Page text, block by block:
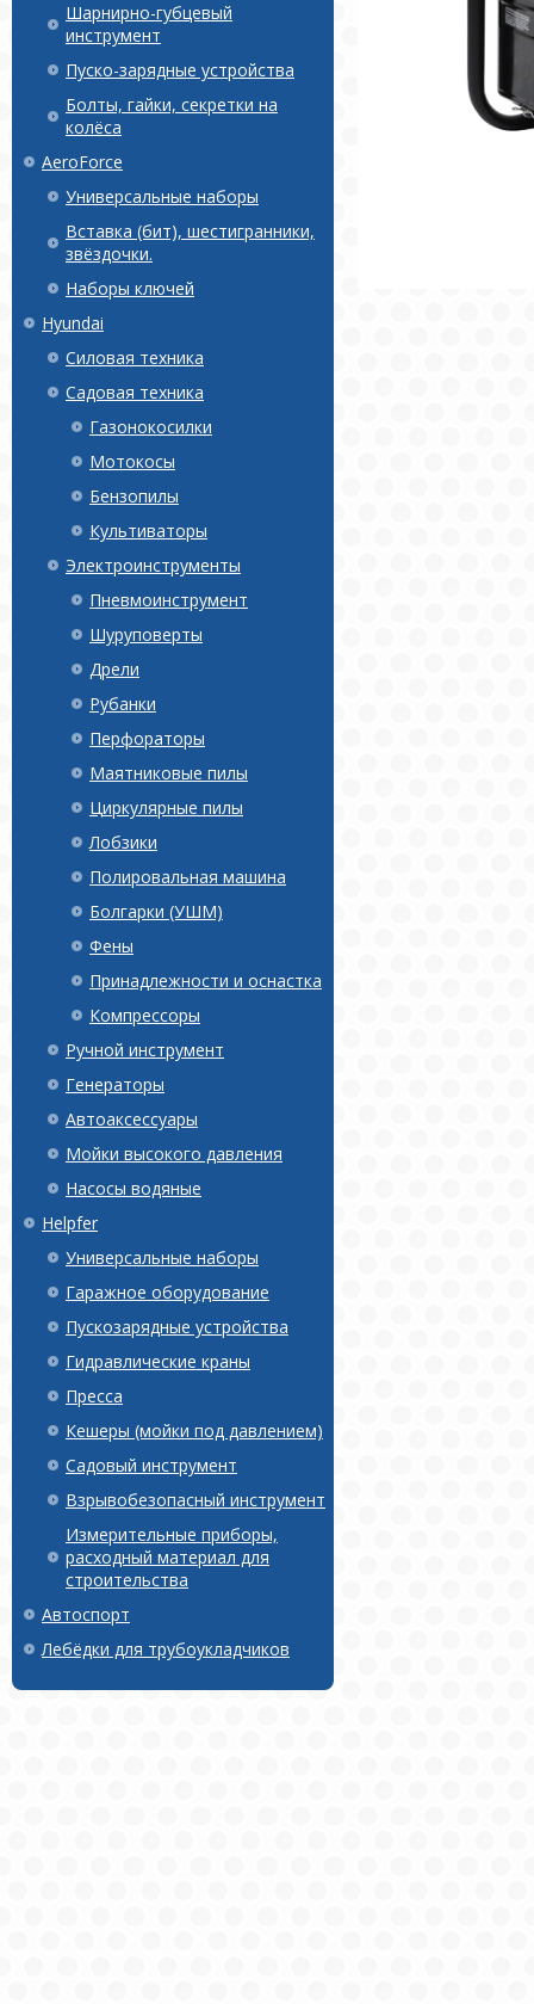
Шарнирно-губцевый
инструмент
Пуско-зарядные устройства
Болты, гайки, секретки на
колёса
AeroForce
Универсальные наборы
Вставка (бит), шестигранники,
звёздочки.
Наборы ключей
Hyundai
Силовая техника
Садовая техника
Газонокосилки
Мотокосы
Бензопилы
Культиваторы
Электроинструменты
Пневмоинструмент
Шуруповерты
Дрели
Рубанки
Перфораторы
Маятниковые пилы
Циркулярные пилы
Лобзики
Полировальная машина
Болгарки (УШМ)
Фены
Принадлежности и оснастка
Компрессоры
Ручной инструмент
Генераторы
Автоаксессуары
Мойки высокого давления
Насосы водяные
Helpfer
Универсальные наборы
Гаражное оборудование
Пускозарядные устройства
Гидравлические краны
Пресса
Кешеры (мойки под давлением)
Садовый инструмент
Взрывобезопасный инструмент
Измерительные приборы,
расходный материал для
строительства
Автоспорт
Лебёдки для трубоукладчиков